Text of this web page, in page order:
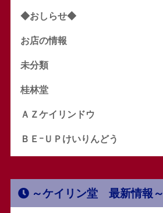
◆おしらせ◆
お店の情報
未分類
桂林堂
ＡＺケイリンドウ
ＢＥｰＵＰけいりんどう
～ケイリン堂 最新情報～